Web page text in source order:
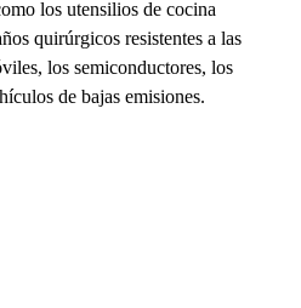
los utensilios de cocina
quirúrgicos resistentes a las
los semiconductores, los
de bajas emisiones.